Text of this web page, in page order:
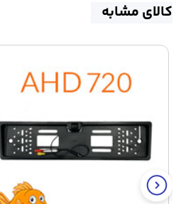
کالای مشابه